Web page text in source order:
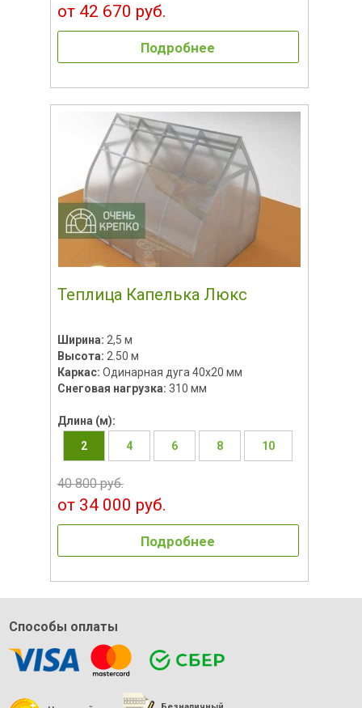
от 42 670 руб.
Подробнее
Теплица Капелька Люкс
Ширина: 2,5 м
Высота: 2.50 м
Каркас: Одинарная дуга 40х20 мм
Снеговая нагрузка: 310 мм
Длина (м):
2
4 6 8 10
40 800 руб.
от 34 000 руб.
Подробнее
Способы оплаты